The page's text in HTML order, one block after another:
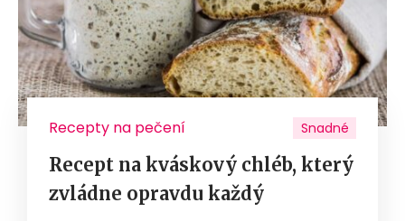
Recepty na pečení Snadné
Recept na kváskový chléb, který
zvládne opravdu každý